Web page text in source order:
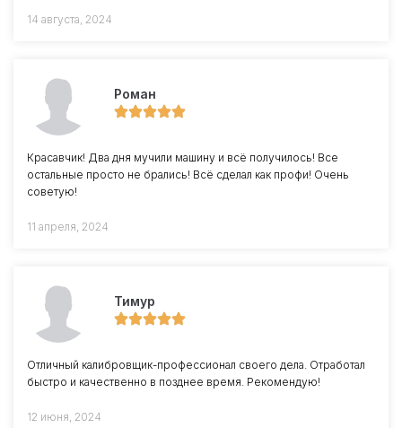
14 августа, 2024
Роман
Красавчик! Два дня мучили машину и всё получилось! Все
остальные просто не брались! Всё сделал как профи! Очень
советую!
11 апреля, 2024
Тимур
Отличный калибровщик-профессионал своего дела. Отработал
быстро и качественно в позднее время. Рекомендую!
12 июня, 2024